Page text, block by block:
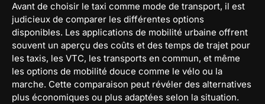
Avant de choisir le taxi comme mode de transport, il est
judicieux de comparer les différentes options
disponibles. Les applications de mobilité urbaine offrent
souvent un aperçu des coûts et des temps de trajet pour
les taxis, les VTC, les transports en commun, et même
les options de mobilité douce comme le vélo ou la
marche. Cette comparaison peut révéler des alternatives
plus économiques ou plus adaptées selon la situation.